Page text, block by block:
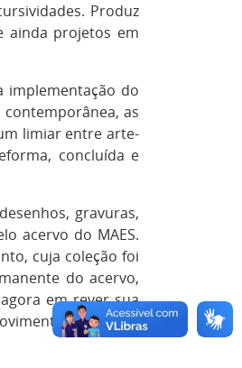
Produz
ainda projetos em
implementação do
as
limiar entre arte-
concluída e
gravuras,
acervo do MAES.
cuja coleção foi
do acervo,
em rever sua
e ativação